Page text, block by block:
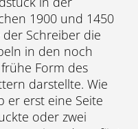
1900 und 1450
Schreiber die
in den noch
Form des
darstellte. Wie
er erst eine Seite
oder zwei